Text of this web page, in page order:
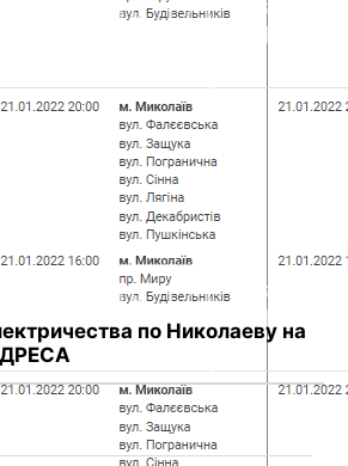
Email* Сайт
и адрес сайта в этом браузере для
по Николаеву на